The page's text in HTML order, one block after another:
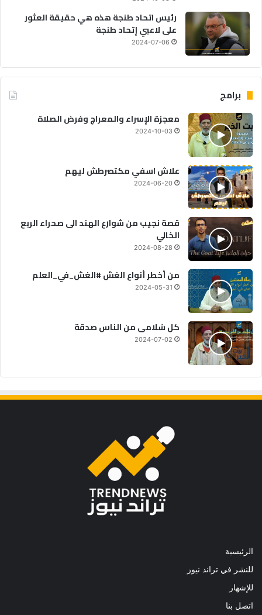
رئيس اتحاد طنجة هذه هي حقيقة العثور
على لاعبي إتحاد طنجة
2024-07-06
برامج
معجزة الإسراء والمعراج وفرض الصلاة
2024-10-03
علاش اسفي مكتصرطش ليهم
2024-06-20
قصة نجيب من شوارع الهند الى صحراء الربع
الخالي
2024-08-28
من أخطر أنواع الغش #الغش_في_العلم
2024-05-31
كل سُلامى من الناس صدقة
2024-07-02
الرئيسية
للنشر في تراند نيوز
للإشهار
اتصل بنا